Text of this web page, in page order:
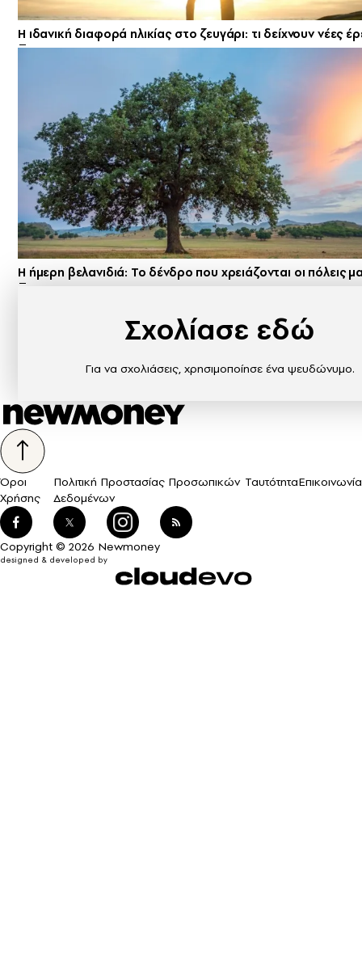
Η ιδανική διαφορά ηλικίας στο ζευγάρι: τι δείχνουν νέες
Η ήμερη βελανιδιά: Το δένδρο που χρειάζονται οι πόλεις
Σχολίασε εδώ
Για να σχολιάσεις, χρησιμοποίησε ένα ψευδώνυμο.
Όροι
Χρήσης
Πολιτική Προστασίας Προσωπικών
Δεδομένων
ΤαυτότηταΕπικοινωνία
Copyright © 2026 Newmoney
designed & developed by